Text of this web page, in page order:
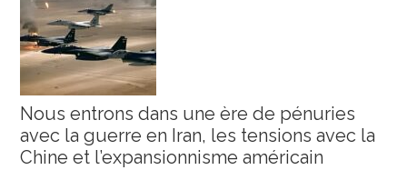
Nous entrons dans une ère de pénuries
avec la guerre en Iran, les tensions avec la
Chine et l’expansionnisme américain